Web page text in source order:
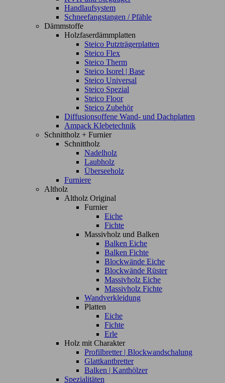
Handlaufsystem
Schneefangstangen / Pfähle
Dämmstoffe
Holzfaserdämmplatten
Steico Putzträgerplatten
Steico Flex
Steico Therm
Steico Isorel | Base
Steico Universal
Steico Spezial
Steico Floor
Steico Zubehör
Diffusionsoffene Wand- und Dachplatten
Ampack Klebetechnik
Schnittholz + Furnier
Schnittholz
Nadelholz
Laubholz
Überseeholz
Furniere
Altholz
Altholz Original
Furnier
Eiche
Fichte
Massivholz und Balken
Balken Eiche
Balken Fichte
Blockwände Eiche
Blockwände Rüster
Massivholz Eiche
Massivholz Fichte
Wandverkleidung
Platten
Eiche
Fichte
Erle
Holz mit Charakter
Profilbretter | Blockwandschalung
Glattkantbretter
Balken | Kanthölzer
Spezialitäten